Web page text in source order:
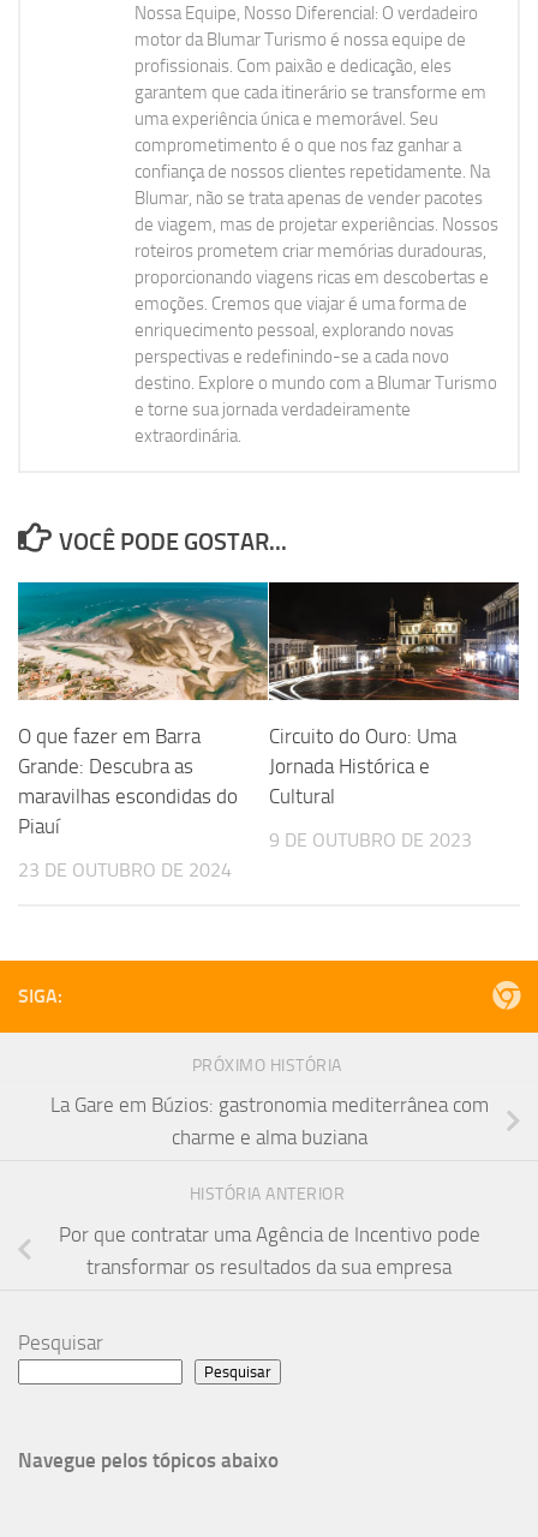
Nossa Equipe, Nosso Diferencial: O verdadeiro
motor da Blumar Turismo é nossa equipe de
profissionais. Com paixão e dedicação, eles
garantem que cada itinerário se transforme em
uma experiência única e memorável. Seu
comprometimento é o que nos faz ganhar a
confiança de nossos clientes repetidamente. Na
Blumar, não se trata apenas de vender pacotes
de viagem, mas de projetar experiências. Nossos
roteiros prometem criar memórias duradouras,
proporcionando viagens ricas em descobertas e
emoções. Cremos que viajar é uma forma de
enriquecimento pessoal, explorando novas
perspectivas e redefinindo-se a cada novo
destino. Explore o mundo com a Blumar Turismo
e torne sua jornada verdadeiramente
extraordinária.
VOCÊ PODE GOSTAR...
O que fazer em Barra
Grande: Descubra as
maravilhas escondidas do
Piauí
23 DE OUTUBRO DE 2024
Circuito do Ouro: Uma
Jornada Histórica e
Cultural
9 DE OUTUBRO DE 2023
SIGA:
PRÓXIMO HISTÓRIA
La Gare em Búzios: gastronomia mediterrânea com
charme e alma buziana
HISTÓRIA ANTERIOR
Por que contratar uma Agência de Incentivo pode
transformar os resultados da sua empresa
Pesquisar
Pesquisar
Navegue pelos tópicos abaixo